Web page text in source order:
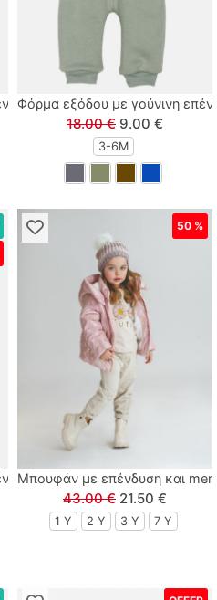
γαντάκια και κουκούλα
Φόρμα εξόδου με γούνινη
18.00 € 9.00 €
3-6M
γαντάκια και κουκούλα με
Μπουφάν με επένδυση και
43.00 € 21.50 €
1 Υ 2 Y 3 Y 7 Y
50 %